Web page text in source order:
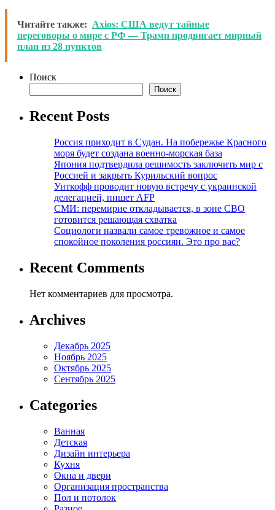
Читайте также: Axios: США ведут тайные
переговоры о мире с РФ — Трамп продвигает мирный
план из 28 пунктов
Поиск
Поиск
Recent Posts
Россия приходит в Судан. На побережье Красного
моря будет создана военно-морская база
Япония подтвердила решимость заключить мир с
Россией и закрыть Курильский вопрос
Уиткофф проводит новую встречу с украинской
делегацией, пишет AFP
СМИ: перемирие откладывается, в зоне СВО
готовится решающая схватка
Социологи назвали самое тревожное и самое
спокойное поколения россиян. Это про вас?
Recent Comments
Нет комментариев для просмотра.
Archives
Декабрь 2025
Ноябрь 2025
Октябрь 2025
Сентябрь 2025
Categories
Ванная
Детская
Дизайн интерьера
Кухня
Окна и двери
Организация пространства
Пол и потолок